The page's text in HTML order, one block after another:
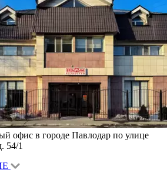
офис в городе Павлодар по улице
54/1